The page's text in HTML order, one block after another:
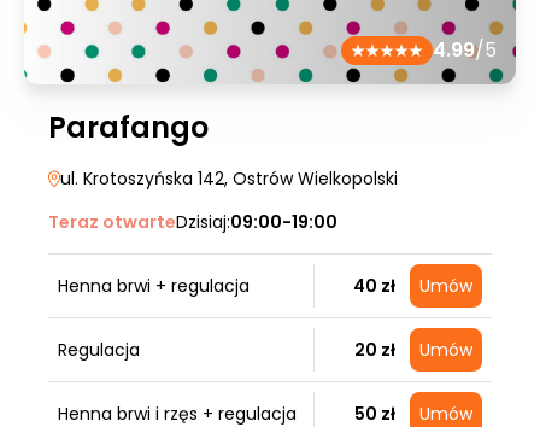
4.99/5
Parafango
ul. Krotoszyńska 142, Ostrów Wielkopolski
Teraz otwarteDzisiaj:09:00-19:00
Henna brwi + regulacja 40 zł Umów
Regulacja 20 zł Umów
Henna brwi i rzęs + regulacja 50 zł Umów